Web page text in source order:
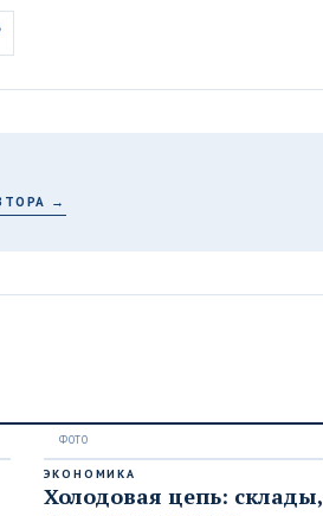
→
ЭКОНОМИКА
Холодовая цепь: склады,